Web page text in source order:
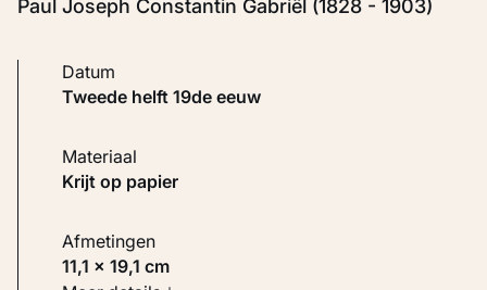
Paul Joseph Constantin Gabriël (1828 - 1903)
Datum
tweede helft 19de eeuw
Materiaal
Krijt op papier
Afmetingen
11,1 × 19,1 cm